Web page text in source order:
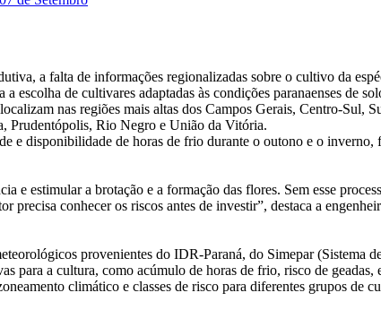
a falta de informações regionalizadas sobre o cultivo da
escolha de cultivares adaptadas às condições paranaenses de
nas regiões mais altas dos Campos Gerais, Centro-Sul,
Prudentópolis, Rio Negro e União da Vitória.
e disponibilidade de horas de frio durante o outono e o
e estimular a brotação e a formação das flores. Sem esse
precisa conhecer os riscos antes de investir”, destaca a
provenientes do IDR-Paraná, do Simepar
para a cultura, como acúmulo de horas de frio, risco de
climático e classes de risco para diferentes grupos de